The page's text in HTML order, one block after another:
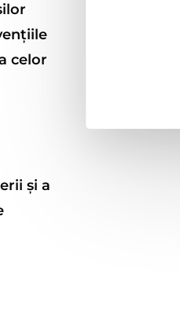
celor
și a